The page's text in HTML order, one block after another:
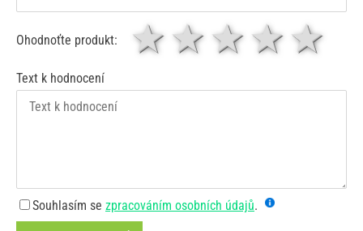
Ohodnoťte produkt: 4
3
2 hvězdy
1 hvězda
Text k hodnocení
Souhlasím se zpracováním osobních údajů.